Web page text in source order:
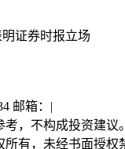
证券时报立场
邮箱： |
考，不构成投资建议
所有，未经书面授权